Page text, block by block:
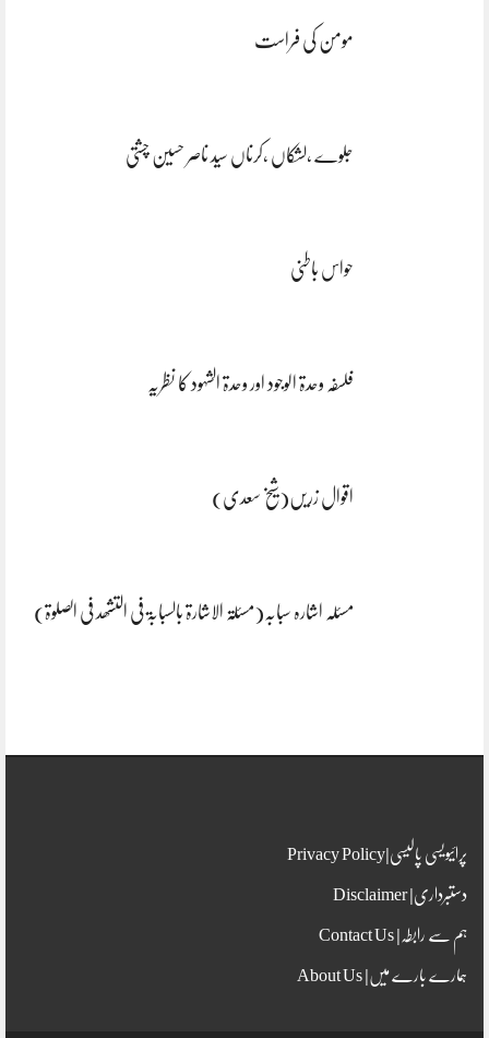
مومن کی فراست
جلوے ،لشکاں ،کرناں سید ناصر حسین چشتی
حواس باطنی
فلسفہ وحدۃ الوجود اور وحدۃ الشہود کا نظریہ
اقوال زریں(شیخ سعدی)
مسئلہ اشارہ سبابہ(مسئلۃ الاشارۃ بالسبابۃ فی التشھد فی الصلوۃ)
پرائیویسی پالیسی|Privacy Policy
دستبرداری| Disclaimer
ہم سے رابطہ| Contact Us
ہمارے بارے میں| About Us